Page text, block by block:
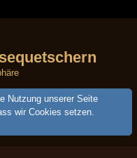
Nutzung unserer Seite
wir Cookies setzen.